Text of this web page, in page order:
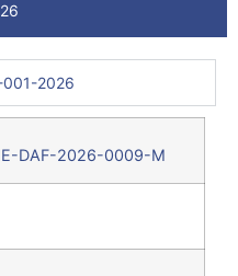
001-2026
DAF-2026-0009-M